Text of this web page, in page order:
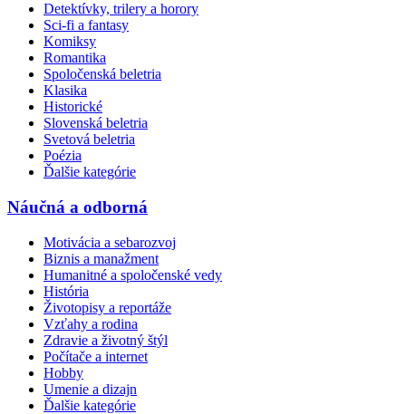
Detektívky, trilery a horory
Sci-fi a fantasy
Komiksy
Romantika
Spoločenská beletria
Klasika
Historické
Slovenská beletria
Svetová beletria
Poézia
Ďalšie kategórie
Náučná a odborná
Motivácia a sebarozvoj
Biznis a manažment
Humanitné a spoločenské vedy
História
Životopisy a reportáže
Vzťahy a rodina
Zdravie a životný štýl
Počítače a internet
Hobby
Umenie a dizajn
Ďalšie kategórie